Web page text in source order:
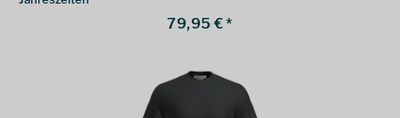
79,95 € *